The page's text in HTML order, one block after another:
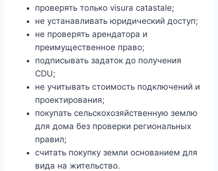
проверять только visura catastale;
не устанавливать юридический доступ;
не проверять арендатора и
преимущественное право;
подписывать задаток до получения
CDU;
не учитывать стоимость подключений и
проектирования;
покупать сельскохозяйственную землю
для дома без проверки региональных
правил;
считать покупку земли основанием для
вида на жительство.